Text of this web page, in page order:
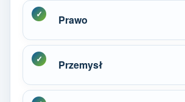
Prawo
Przemysł